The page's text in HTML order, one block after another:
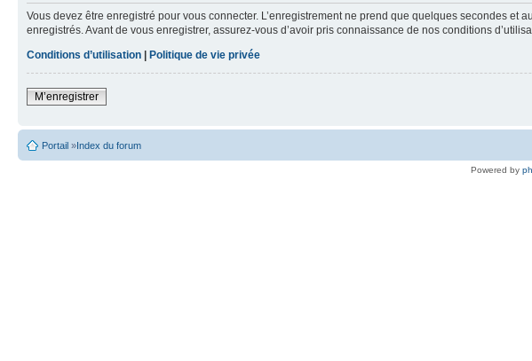
Vous devez être enregistré pour vous connecter. L’enregistrement ne prend que quelques secondes
enregistrés. Avant de vous enregistrer, assurez-vous d’avoir pris connaissance de nos conditions
Conditions d’utilisation | Politique de vie privée
M’enregistrer
Portail »Index du forum
Powered by